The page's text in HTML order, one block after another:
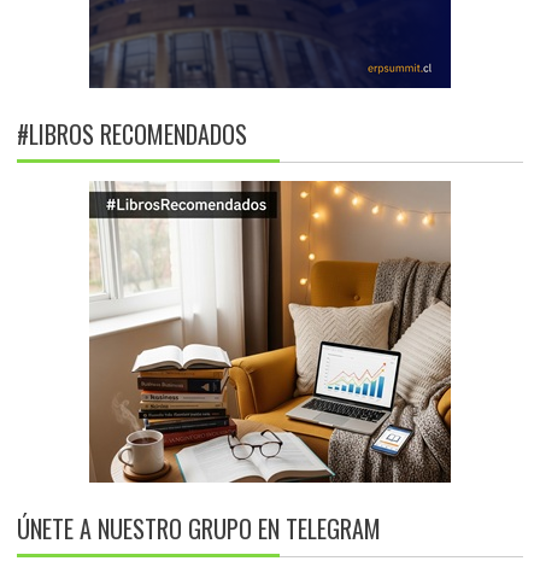
#LIBROS RECOMENDADOS
ÚNETE A NUESTRO GRUPO EN TELEGRAM